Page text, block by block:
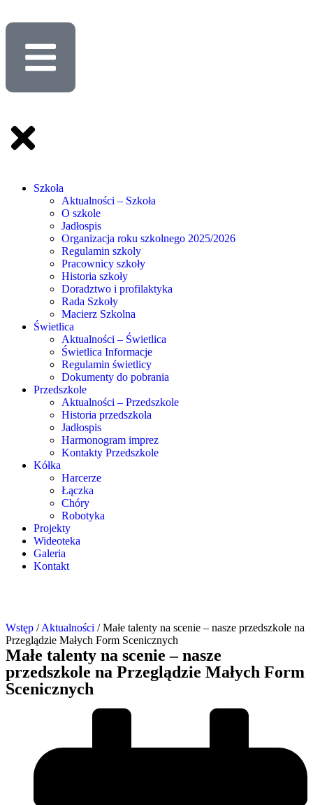
Szkoła
Aktualności – Szkoła
O szkole
Jadłospis
Organizacja roku szkolnego 2025/2026
Regulamin szkoly
Pracownicy szkoły
Historia szkoły
Doradztwo i profilaktyka
Rada Szkoły
Macierz Szkolna
Świetlica
Aktualności – Świetlica
Świetlica Informacje
Regulamin świetlicy
Dokumenty do pobrania
Przedszkole
Aktualności – Przedszkole
Historia przedszkola
Jadłospis
Harmonogram imprez
Kontakty Przedszkole
Kółka
Harcerze
Łączka
Chóry
Robotyka
Projekty
Wideoteka
Galeria
Kontakt
Wstęp / Aktualności / Małe talenty na scenie – nasze przedszkole na
Przeglądzie Małych Form Scenicznych
Małe talenty na scenie – nasze
przedszkole na Przeglądzie Małych Form
Scenicznych